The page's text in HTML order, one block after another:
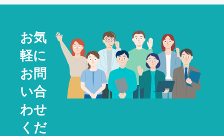
お気
軽に
お問
い合
わせ
くだ